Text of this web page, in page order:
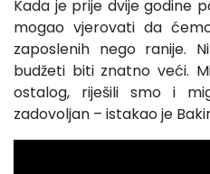
Kada je prije dvije godine
mogao vjerovati da
zaposlenih nego ranije.
budžeti biti znatno veći.
ostalog, riješili smo i
zadovoljan – istakao je